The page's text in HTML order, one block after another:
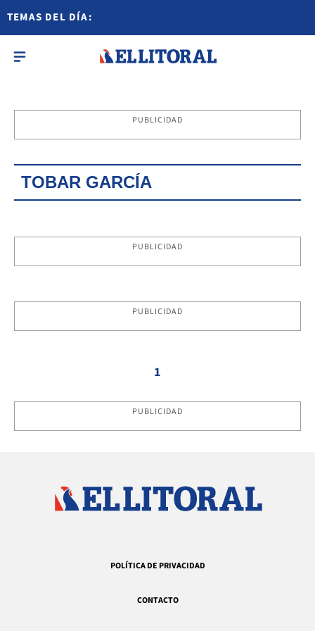
TEMAS DEL DÍA:
PUBLICIDAD
TOBAR GARCÍA
PUBLICIDAD
PUBLICIDAD
1
PUBLICIDAD
POLÍTICA DE PRIVACIDAD
CONTACTO